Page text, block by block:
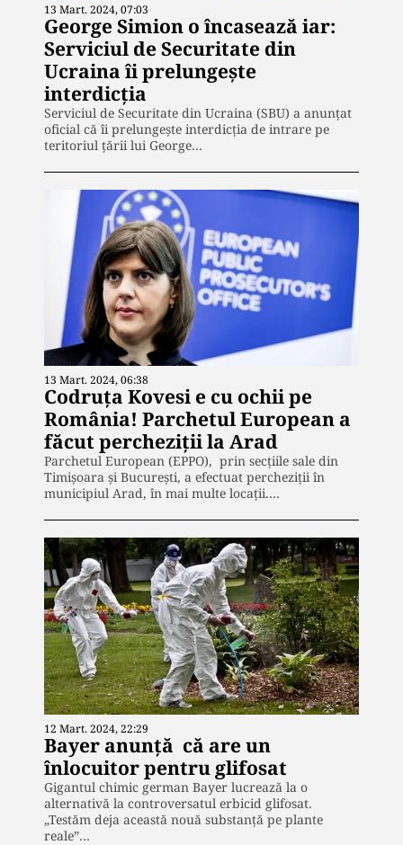
13 Mart. 2024, 07:03
George Simion o încasează iar:
Serviciul de Securitate din
Ucraina îi prelungește
interdicția
Serviciul de Securitate din Ucraina (SBU) a anunțat
oficial că îi prelungește interdicția de intrare pe
teritoriul țării lui George…
13 Mart. 2024, 06:38
Codruța Kovesi e cu ochii pe
România! Parchetul European a
făcut percheziții la Arad
Parchetul European (EPPO), prin secțiile sale din
Timișoara și București, a efectuat percheziții în
municipiul Arad, în mai multe locații.…
12 Mart. 2024, 22:29
Bayer anunță că are un
înlocuitor pentru glifosat
Gigantul chimic german Bayer lucrează la o
alternativă la controversatul erbicid glifosat.
„Testăm deja această nouă substanță pe plante
reale”…